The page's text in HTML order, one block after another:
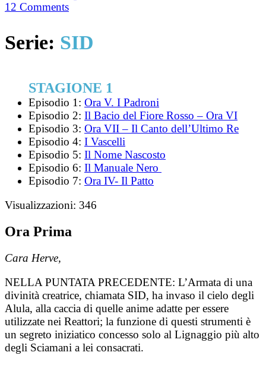
12 Comments
Serie: SID
STAGIONE 1
Episodio 1: Ora V. I Padroni
Episodio 2: Il Bacio del Fiore Rosso – Ora VI
Episodio 3: Ora VII – Il Canto dell’Ultimo Re
Episodio 4: I Vascelli
Episodio 5: Il Nome Nascosto
Episodio 6: Il Manuale Nero
Episodio 7: Ora IV- Il Patto
Visualizzazioni: 346
Ora Prima
Cara Herve,
NELLA PUNTATA PRECEDENTE: L’Armata di una
divinità creatrice, chiamata SID, ha invaso il cielo degli
Alula, alla caccia di quelle anime adatte per essere
utilizzate nei Reattori; la funzione di questi strumenti è
un segreto iniziatico concesso solo al Lignaggio più alto
degli Sciamani a lei consacrati.